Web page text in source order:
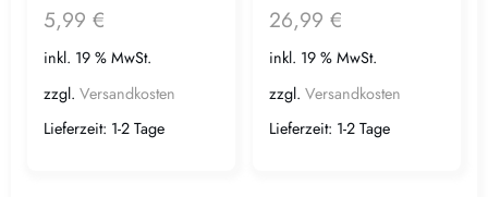
5,99 €
inkl. 19 % MwSt.
zzgl. Versandkosten
Lieferzeit: 1-2 Tage
26,99 €
inkl. 19 % MwSt.
zzgl. Versandkosten
Lieferzeit: 1-2 Tage